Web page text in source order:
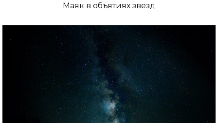
Маяк в объятиях звезд